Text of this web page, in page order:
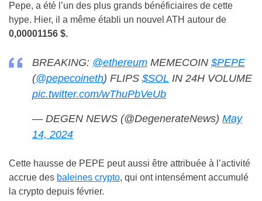
Pepe, a été l’un des plus grands bénéficiaires de cette
hype. Hier, il a même établi un nouvel ATH autour de
0,00001156 $.
BREAKING: @ethereum MEMECOIN $PEPE
(@pepecoineth) FLIPS $SOL IN 24H VOLUME
pic.twitter.com/wThuPbVeUb
— DEGEN NEWS (@DegenerateNews) May
14, 2024
Cette hausse de PEPE peut aussi être attribuée à l’activité
accrue des baleines crypto, qui ont intensément accumulé
la crypto depuis février.